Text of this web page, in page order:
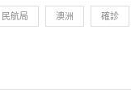
民航局 澳洲 確診